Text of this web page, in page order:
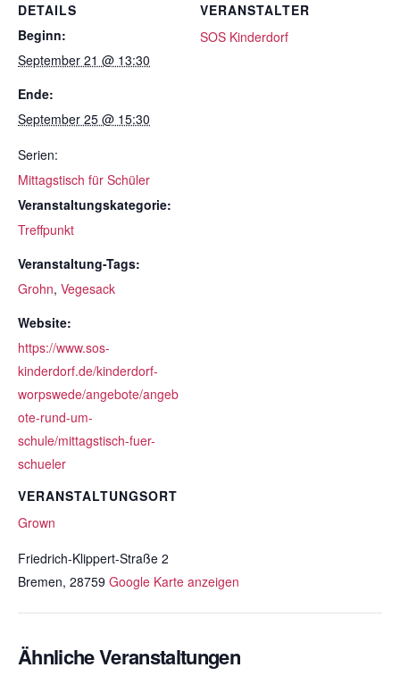
DETAILS
Beginn:
September 21 @ 13:30
Ende:
September 25 @ 15:30
Serien:
Mittagstisch für Schüler
Veranstaltungskategorie:
Treffpunkt
Veranstaltung-Tags:
Grohn, Vegesack
Website:
https://www.sos-
kinderdorf.de/kinderdorf-
worpswede/angebote/angeb
ote-rund-um-
schule/mittagstisch-fuer-
schueler
VERANSTALTUNGSORT
Grown
Friedrich-Klippert-Straße 2
Bremen, 28759 Google Karte anzeigen
VERANSTALTER
SOS Kinderdorf
Ähnliche Veranstaltungen